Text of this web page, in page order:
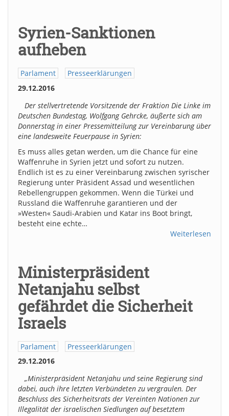
Syrien-Sanktionen
aufheben
Parlament
Presseerklärungen
29.12.2016
Der stellvertretende Vorsitzende der Fraktion Die Linke im
Deutschen Bundestag, Wolfgang Gehrcke, äußerte sich am
Donnerstag in einer Pressemitteilung zur Vereinbarung über
eine landesweite Feuerpause in Syrien:
Es muss alles getan werden, um die Chance für eine
Waffenruhe in Syrien jetzt und sofort zu nutzen.
Endlich ist es zu einer Vereinbarung zwischen syrischer
Regierung unter Präsident Assad und wesentlichen
Rebellengruppen gekommen. Wenn die Türkei und
Russland die Waffenruhe garantieren und der
»Westen« Saudi-Arabien und Katar ins Boot bringt,
besteht eine echte…
Weiterlesen
Ministerpräsident
Netanjahu selbst
gefährdet die Sicherheit
Israels
Parlament
Presseerklärungen
29.12.2016
„Ministerpräsident Netanjahu und seine Regierung sind
dabei, auch ihre letzten Verbündeten zu vergraulen. Der
Beschluss des Sicherheitsrats der Vereinten Nationen zur
Illegalität der israelischen Siedlungen auf besetztem